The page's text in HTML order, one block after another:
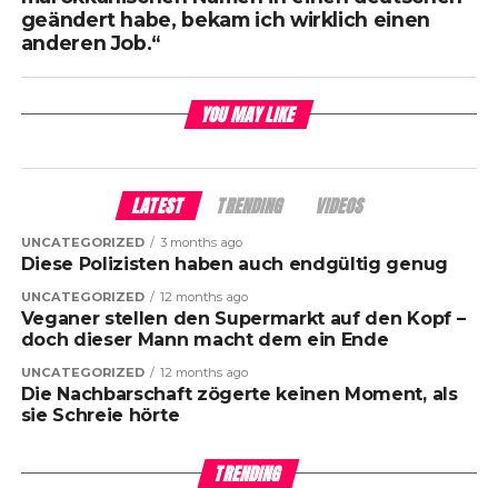
geändert habe, bekam ich wirklich einen
anderen Job.“
YOU MAY LIKE
LATEST TRENDING VIDEOS
UNCATEGORIZED 3 months ago
Diese Polizisten haben auch endgültig genug
UNCATEGORIZED 12 months ago
Veganer stellen den Supermarkt auf den Kopf –
doch dieser Mann macht dem ein Ende
UNCATEGORIZED 12 months ago
Die Nachbarschaft zögerte keinen Moment, als
sie Schreie hörte
TRENDING